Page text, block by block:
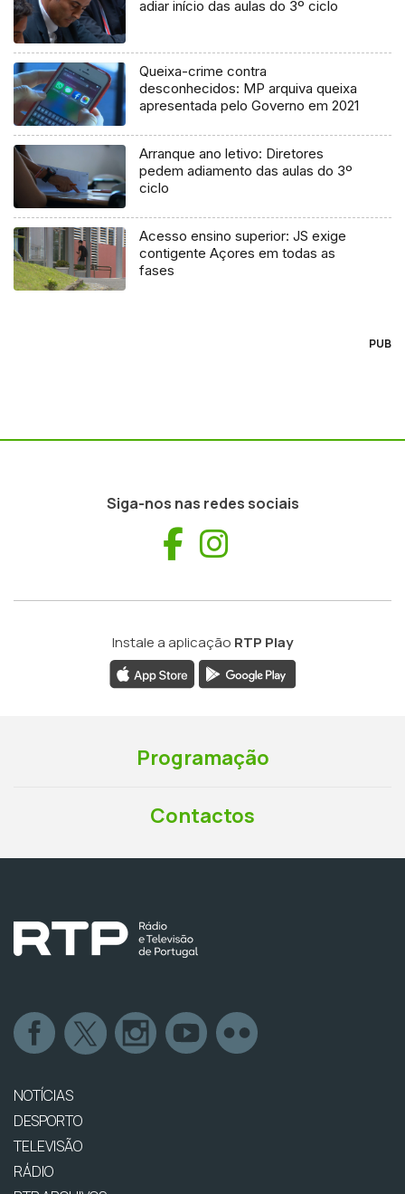
adiar início das aulas do 3º ciclo
Queixa-crime contra
desconhecidos: MP arquiva queixa
apresentada pelo Governo em 2021
Arranque ano letivo: Diretores
pedem adiamento das aulas do 3º
ciclo
Acesso ensino superior: JS exige
contigente Açores em todas as
fases
PUB
Siga-nos nas redes sociais
Facebook
Instale a aplicação RTP Play
Programação
Contactos
NOTÍCIAS
DESPORTO
TELEVISÃO
RÁDIO